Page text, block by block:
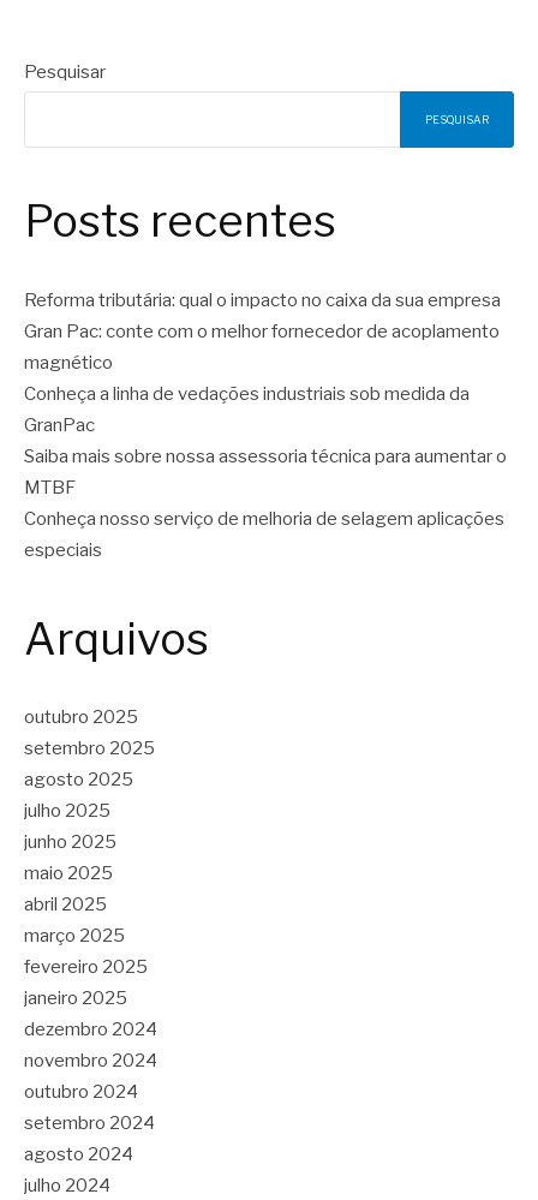
Pesquisar
PESQUISAR
Posts recentes
Reforma tributária: qual o impacto no caixa da sua empresa
Gran Pac: conte com o melhor fornecedor de acoplamento
magnético
Conheça a linha de vedações industriais sob medida da
GranPac
Saiba mais sobre nossa assessoria técnica para aumentar o
MTBF
Conheça nosso serviço de melhoria de selagem aplicações
especiais
Arquivos
outubro 2025
setembro 2025
agosto 2025
julho 2025
junho 2025
maio 2025
abril 2025
março 2025
fevereiro 2025
janeiro 2025
dezembro 2024
novembro 2024
outubro 2024
setembro 2024
agosto 2024
julho 2024